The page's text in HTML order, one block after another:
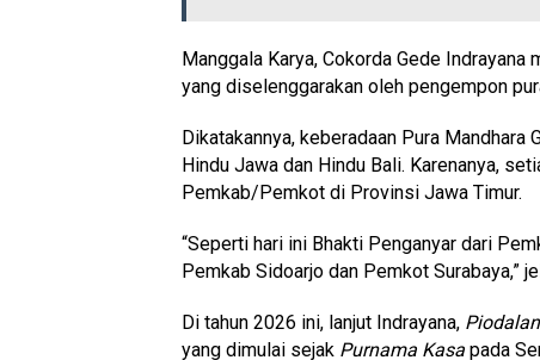
Manggala Karya, Cokorda Gede Indrayana
yang diselenggarakan oleh pengempon
Dikatakannya, keberadaan Pura Mandhara
Hindu Jawa dan Hindu Bali. Karenanya,
Pemkab/Pemkot di Provinsi Jawa Timur.
“Seperti hari ini Bhakti Penganyar dari
Pemkab Sidoarjo dan Pemkot Surabaya,”
Di tahun 2026 ini, lanjut Indrayana, Piodalan
yang dimulai sejak Purnama Kasa pada